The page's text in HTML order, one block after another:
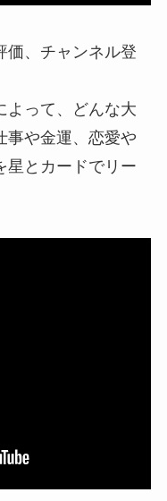
価、チャンネル登
よって、どんな大
や金運、恋愛や
星とカードでリー